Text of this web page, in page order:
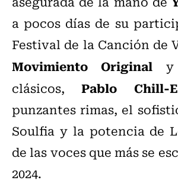
a pocos días de su
Festival de la Canción de
Movimiento Original y
clásicos,Pablo Chill-E
punzantes rimas, el
Soulfia y la potencia de
de las voces que más se
2024.